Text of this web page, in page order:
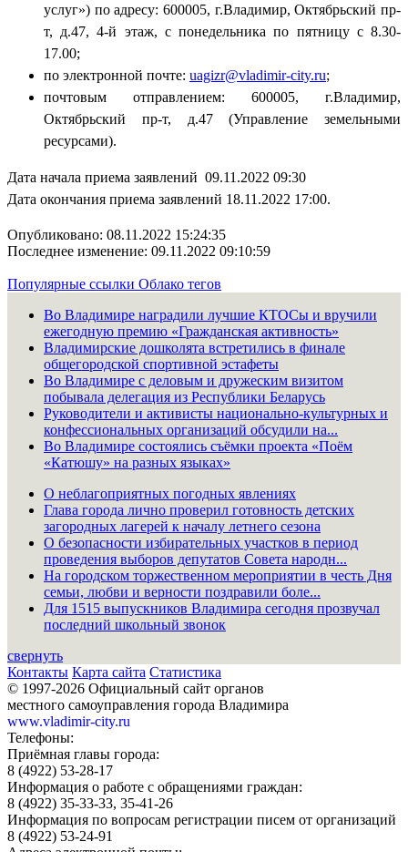
услуг») по адресу: 600005, г.Владимир, Октябрьский пр-
т, д.47, 4-й этаж, с понедельника по пятницу с 8.30-
17.00;
по электронной почте: uagizr@vladimir-city.ru;
почтовым отправлением: 600005, г.Владимир,
Октябрьский пр-т, д.47 (Управление земельными
ресурсами).
Дата начала приема заявлений 09.11.2022 09:30
Дата окончания приема заявлений 18.11.2022 17:00.
Опубликовано: 08.11.2022 15:24:35
Последнее изменение: 09.11.2022 09:10:59
Популярные ссылки Облако тегов
Во Владимире наградили лучшие КТОСы и вручили
ежегодную премию «Гражданская активность»
Владимирские дошколята встретились в финале
общегородской спортивной эстафеты
Во Владимире с деловым и дружеским визитом
побывала делегация из Республики Беларусь
Руководители и активисты национально-культурных и
конфессиональных организаций обсудили на...
Во Владимире состоялись съёмки проекта «Поём
«Катюшу» на разных языках»
О неблагоприятных погодных явлениях
Глава города лично проверил готовность детских
загородных лагерей к началу летнего сезона
О безопасности избирательных участков в период
проведения выборов депутатов Совета народн...
На городском торжественном мероприятии в честь Дня
семьи, любви и верности поздравили боле...
Для 1515 выпускников Владимира сегодня прозвучал
последний школьный звонок
свернуть
Контакты Карта сайта Статистика
© 1997-2026 Официальный сайт органов
местного самоуправления города Владимира
www.vladimir-city.ru
Телефоны:
Приёмная главы города:
8 (4922) 53-28-17
Информация о работе с обращениями граждан:
8 (4922) 35-33-33, 35-41-26
Информация по вопросам регистрации писем от организаций
8 (4922) 53-24-91